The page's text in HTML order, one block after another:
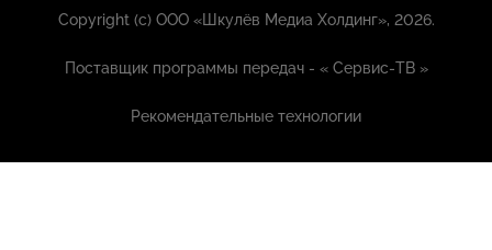
Copyright (с) ООО «Шкулёв Медиа Холдинг», 2026.
Поставщик программы передач - «Сервис-ТВ »
Рекомендательные технологии